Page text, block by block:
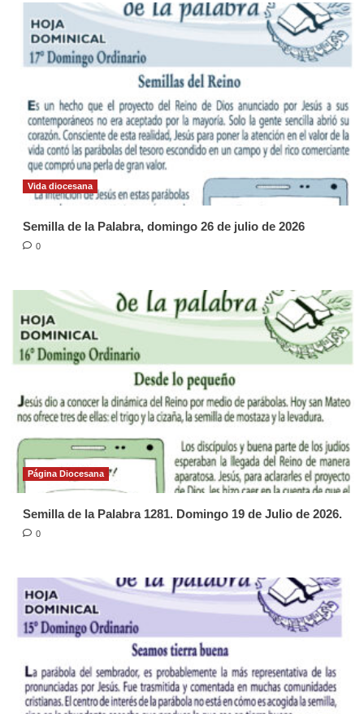
Vida diocesana
Semilla de la Palabra, domingo 26 de julio de 2026
0
Página Diocesana
Semilla de la Palabra 1281. Domingo 19 de Julio de 2026.
0